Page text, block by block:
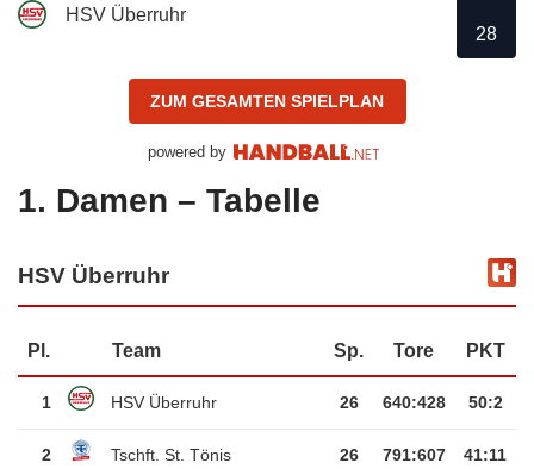
HSV Überruhr
28
ZUM GESAMTEN SPIELPLAN
powered by
1. Damen – Tabelle
HSV Überruhr
Pl. Team Sp. Tore PKT
1 HSV Überruhr 26 640:428 50:2
2 Tschft. St. Tönis 26 791:607 41:11